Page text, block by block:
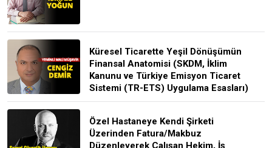
Küresel Ticarette Yeşil Dönüşümün
Finansal Anatomisi (SKDM, İklim
Kanunu ve Türkiye Emisyon Ticaret
Sistemi (TR-ETS) Uygulama Esasları)
Özel Hastaneye Kendi Şirketi
Üzerinden Fatura/Makbuz
Düzenleyerek Çalışan Hekim, İş